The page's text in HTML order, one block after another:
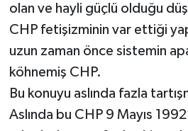
olan ve hayli güçlü olduğu
CHP fetişizminin var ettiği
uzun zaman önce sistemin
köhnemiş CHP.
Bu konuyu aslında fazla
Aslında bu CHP 9 Mayıs